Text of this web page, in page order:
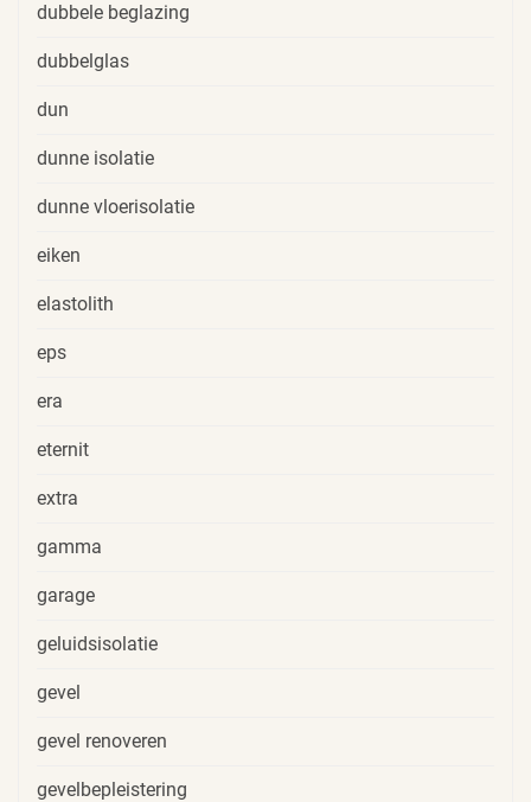
dubbele beglazing
dubbelglas
dun
dunne isolatie
dunne vloerisolatie
eiken
elastolith
eps
era
eternit
extra
gamma
garage
geluidsisolatie
gevel
gevel renoveren
gevelbepleistering